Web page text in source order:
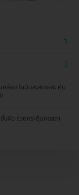
ล้อย ไขมันสะสมเยอะ คุ้ม
ผิว ช่วยกระตุ้นคอลลา